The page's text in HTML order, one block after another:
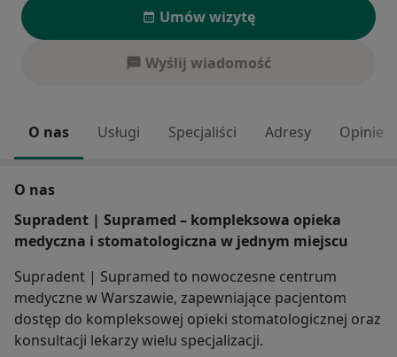
Umów wizytę
Wyślij wiadomość
O nas Usługi Specjaliści Adresy Opinie
O nas
Supradent | Supramed – kompleksowa opieka
medyczna i stomatologiczna w jednym miejscu
Supradent | Supramed to nowoczesne centrum
medyczne w Warszawie, zapewniające pacjentom
dostęp do kompleksowej opieki stomatologicznej oraz
konsultacji lekarzy wielu specjalizacji.